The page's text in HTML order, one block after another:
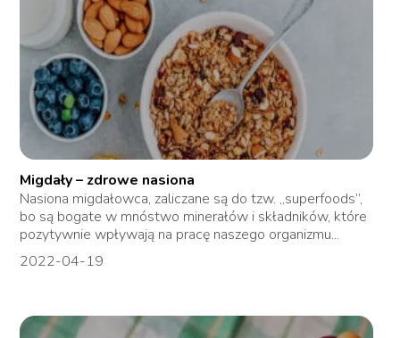
Migdały – zdrowe nasiona
Nasiona migdałowca, zaliczane są do tzw. „superfoods”,
bo są bogate w mnóstwo minerałów i składników, które
pozytywnie wpływają na pracę naszego organizmu...
2022-04-19